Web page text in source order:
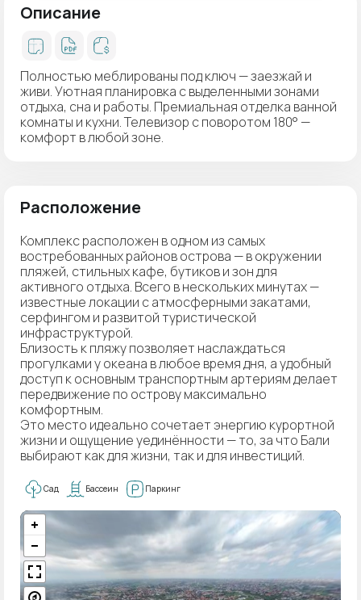
Описание
Полностью меблированы под ключ — заезжай и
живи. Уютная планировка с выделенными зонами
отдыха, сна и работы. Премиальная отделка ванной
комнаты и кухни. Телевизор с поворотом 180° —
комфорт в любой зоне.
Расположение
Комплекс расположен в одном из самых
востребованных районов острова — в окружении
пляжей, стильных кафе, бутиков и зон для
активного отдыха. Всего в нескольких минутах —
известные локации с атмосферными закатами,
серфингом и развитой туристической
инфраструктурой.
Близость к пляжу позволяет наслаждаться
прогулками у океана в любое время дня, а удобный
доступ к основным транспортным артериям делает
передвижение по острову максимально
комфортным.
Это место идеально сочетает энергию курортной
жизни и ощущение уединённости — то, за что Бали
выбирают как для жизни, так и для инвестиций.
Сад Бассеин Паркинг